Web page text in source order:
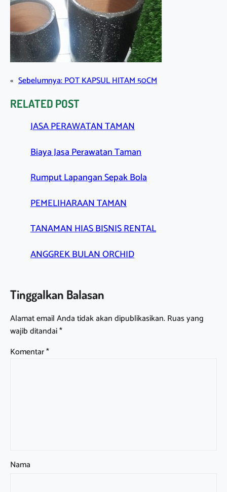
« Sebelumnya:POT KAPSUL HITAM 50CM
RELATED POST
JASA PERAWATAN TAMAN
Biaya Jasa Perawatan Taman
Rumput Lapangan Sepak Bola
PEMELIHARAAN TAMAN
TANAMAN HIAS BISNIS RENTAL
ANGGREK BULAN ORCHID
Tinggalkan Balasan
Alamat email Anda tidak akan dipublikasikan.Ruas yang
wajib ditandai*
Komentar*
Nama